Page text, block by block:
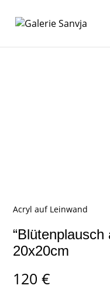
Acryl auf Leinwand
“Blütenplausch
20x20cm
120€